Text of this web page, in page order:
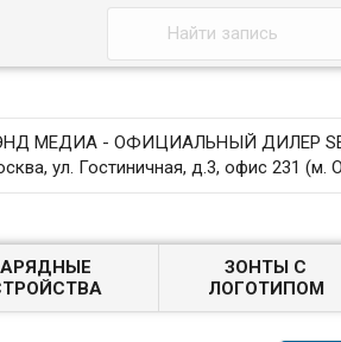
МЕДИА - ОФИЦИАЛЬНЫЙ ДИЛЕР
ул. Гостиничная, д.3, офис 231 (м.
ЗОНТЫ С
ЛОГОТИПОМ